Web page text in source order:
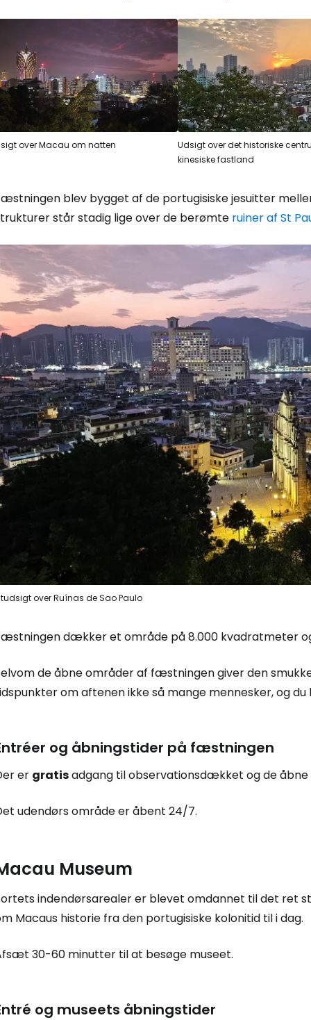
over Macau om natten
Udsigt over det historiske
kinesiske fastland
blev bygget af de portugisiske jesuitter
står stadig lige over de berømte ruiner af St
over Ruínas de Sao Paulo
dækker et område på 8.000 kvadratmeter
de åbne områder af fæstningen giver den
om aftenen ikke så mange mennesker, og
og åbningstider på fæstningen
er gratisadgang til observationsdækket og de åbne
udendørs område er åbent 24/7.
Museum
indendørsarealer er blevet omdannet til det ret
Macaus historie fra den portugisiske kolonitid til i dag.
30-60 minutter til at besøge museet.
og museets åbningstider
Log ind på
... det verdensomspændende